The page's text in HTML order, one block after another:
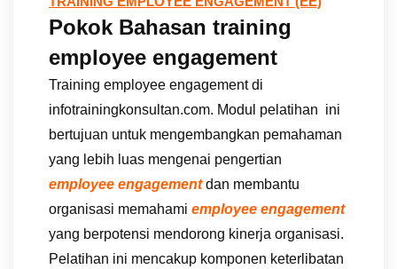
Pokok Bahasan training
employee engagement
Training employee engagement di
infotrainingkonsultan.com. Modul pelatihan ini
bertujuan untuk mengembangkan pemahaman
yang lebih luas mengenai pengertian
employee engagementdan membantu
organisasi memahami employee engagement
yang berpotensi mendorong kinerja organisasi.
Pelatihan ini mencakup komponen keterlibatan